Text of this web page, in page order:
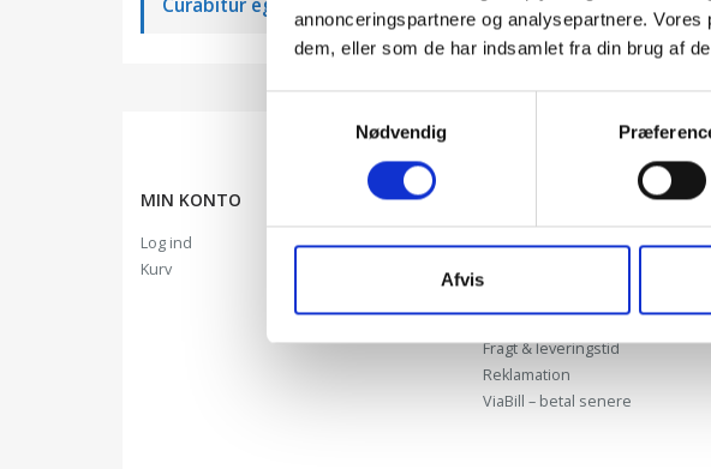
annonceringspartnere og analysepartnere.
dem, eller som de har indsamlet fra din brug af
Nødvendig
Afvis
Curabitur eget leo at velit imperdiet varius iaculis vitaes?
MIN KONTO
Log ind
Kurv
Kontakt
Handelsbetingelser
Fragt & leveringstid
Reklamation
ViaBill – betal senere